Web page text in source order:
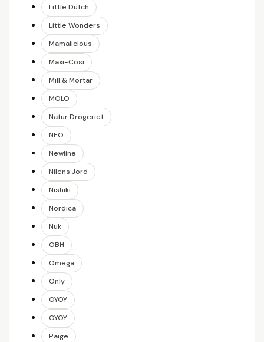
Little Dutch
Little Wonders
Mamalicious
Maxi-Cosi
Mill & Mortar
MOLO
Natur Drogeriet
NEO
Newline
Nilens Jord
Nishiki
Nordica
Nuk
OBH
Omega
Only
OYOY
OYOY
Paige